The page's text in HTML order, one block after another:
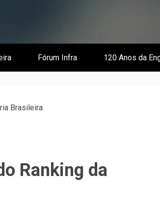
Fórum Infra 120 Anos da
Brasileira
Ranking da